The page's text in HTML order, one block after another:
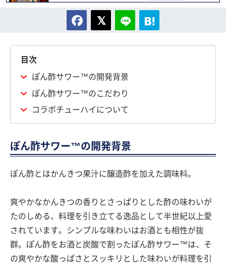
目次
ぽん酢サワー™の開発背景
ぽん酢サワー™のこだわり
コラボチューハイについて
ぽん酢サワー™の開発背景
ぽん酢とはかんきつ果汁に醸造酢を加えた調味料。
爽やかなかんきつの香りとさっぱりとした酢の味わいが
たのしめる、料理を引き立てる逸品として半世紀以上愛
されています。シンプルな味わいはお酒とも相性が抜
群。ぽん酢をお酒と炭酸で割ったぽん酢サワー™は、そ
の爽やかな酸っぱさとスッキリとした味わいが料理を引